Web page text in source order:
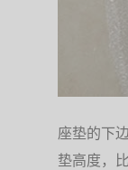
座垫的下
垫高度，